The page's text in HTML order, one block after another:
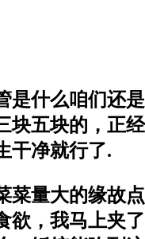
什么咱们还
五块的，正
干净就行了.
量大的缘故
，我马上夹